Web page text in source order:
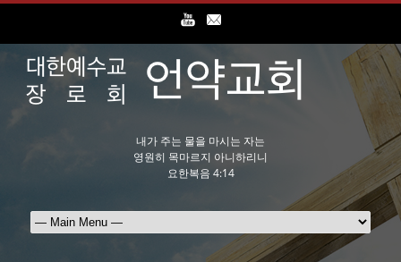
내가 주는 물을 마시는 자는
영원히 목마르지 아니하리니
요한복음 4:14